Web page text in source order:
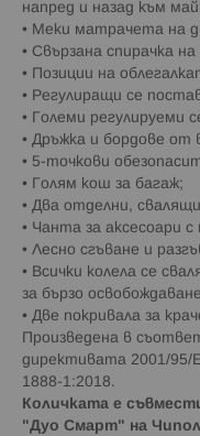
напред и назад към
• Меки матрачета на
• Свързана спирачка
• Позиции на
• Регулиращи се
• Големи регулируеми
• Дръжка и бордове от
• 5-точкови
• Голям кош за багаж;
• Два отделни,
• Чанта за аксесоари
• Лесно сгъване и
• Всички колела се
за бързо
• Две покривала за
Произведена в
директивата 2001/95/
1888-1:2018.
Количката е
"Дуо Смарт" на